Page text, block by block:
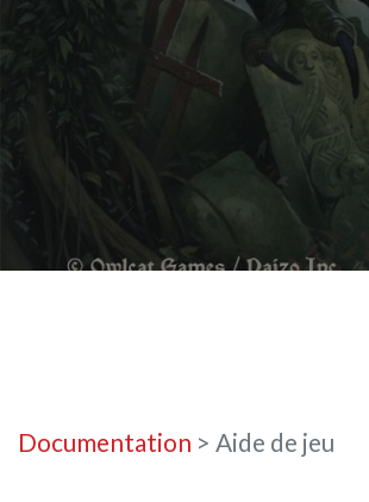
Documentation > Aide de jeu